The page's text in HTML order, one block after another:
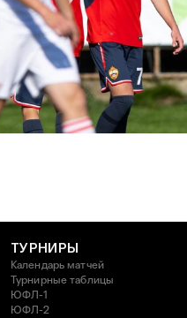
ТУРНИРЫ
Календарь матчей
Турнирные таблицы
ЮФЛ-1
ЮФЛ-2